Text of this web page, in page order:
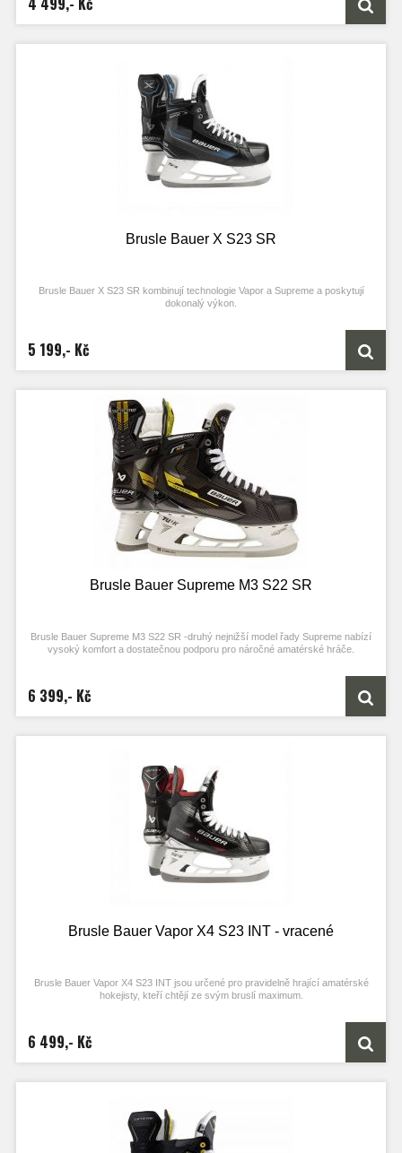
Brusle Bauer X S23 SR
Brusle Bauer X S23 SR kombinují technologie Vapor a Supreme a poskytují
dokonalý výkon.
5 199,- Kč
Brusle Bauer Supreme M3 S22 SR
Brusle Bauer Supreme M3 S22 SR -druhý nejnižší model řady Supreme nabízí
vysoký komfort a dostatečnou podporu pro náročné amatérské hráče.
6 399,- Kč
Brusle Bauer Vapor X4 S23 INT - vracené
Brusle Bauer Vapor X4 S23 INT jsou určené pro pravidelně hrající amatérské
hokejisty, kteří chtějí ze svým bruslí maximum.
6 499,- Kč